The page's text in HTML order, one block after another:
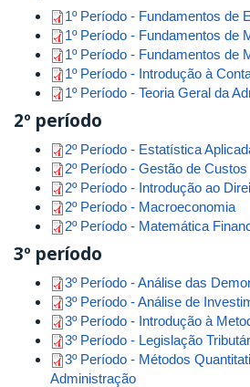
1º Período - Fundamentos de
1º Período - Fundamentos de
1º Período - Fundamentos de
1º Período - Introdução à
1º Período - Teoria Geral da
2º período
2º Período - Estatística
2º Período - Gestão de Custos
2º Período - Introdução ao
2º Período - Macroeconomia
2º Período - Matemática
3º período
3º Período - Análise das
3º Período - Análise de
3º Período - Introdução à
3º Período - Legislação
3º Período - Métodos
Administração